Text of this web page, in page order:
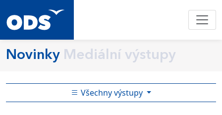
Novinky Mediální výstupy
Všechny výstupy